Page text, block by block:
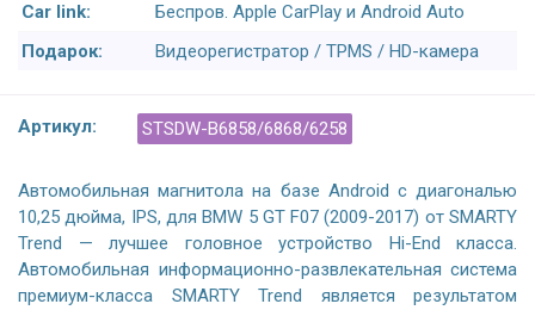
Car link:
Беспров. Apple CarPlay и Android Auto
Подарок:
Видеорегистратор / TPMS / HD-камера
Артикул: STSDW-B6858/6868/6258
Автомобильная магнитола на базе Android с диагональю
10,25 дюйма, IPS, для BMW 5 GT F07 (2009-2017) от SMARTY
Trend — лучшее головное устройство Hi-End класса.
Автомобильная информационно-развлекательная система
премиум-класса SMARTY Trend является результатом